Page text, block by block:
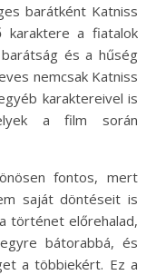
barátként Katniss
karaktere a fiatalok
és a hűség
nemcsak Katniss
karaktereivel is
a film során
fontos, mert
saját döntéseit is
történet előrehalad,
bátorabbá, és
a többiekért. Ez a